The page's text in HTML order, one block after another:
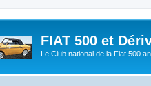
FIAT 500 et
Le Club national de la Fiat 500